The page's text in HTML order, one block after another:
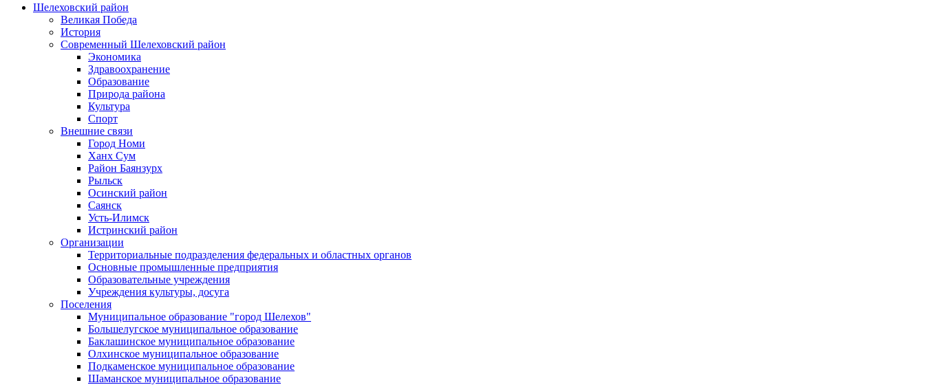
Шелеховский район
Великая Победа
История
Современный Шелеховский район
Экономика
Здравоохранение
Образование
Природа района
Культура
Спорт
Внешние связи
Город Номи
Ханх Сум
Район Баянзурх
Рыльск
Осинский район
Саянск
Усть-Илимск
Истринский район
Организации
Территориальные подразделения федеральных и областных органов
Основные промышленные предприятия
Образовательные учреждения
Учреждения культуры, досуга
Поселения
Муниципальное образование "город Шелехов"
Большелугское муниципальное образование
Баклашинское муниципальное образование
Олхинское муниципальное образование
Подкаменское муниципальное образование
Шаманское муниципальное образование